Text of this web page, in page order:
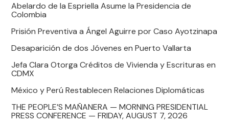
Abelardo de la Espriella Asume la Presidencia de
Colombia
Prisión Preventiva a Ángel Aguirre por Caso Ayotzinapa
Desaparición de dos Jóvenes en Puerto Vallarta
Jefa Clara Otorga Créditos de Vivienda y Escrituras en
CDMX
México y Perú Restablecen Relaciones Diplomáticas
THE PEOPLE’S MAÑANERA — MORNING PRESIDENTIAL
PRESS CONFERENCE — FRIDAY, AUGUST 7, 2026